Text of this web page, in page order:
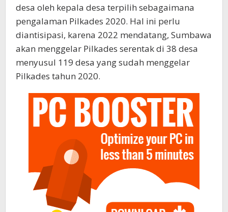
desa oleh kepala desa terpilih sebagaimana
pengalaman Pilkades 2020. Hal ini perlu
diantisipasi, karena 2022 mendatang, Sumbawa
akan menggelar Pilkades serentak di 38 desa
menyusul 119 desa yang sudah menggelar
Pilkades tahun 2020.